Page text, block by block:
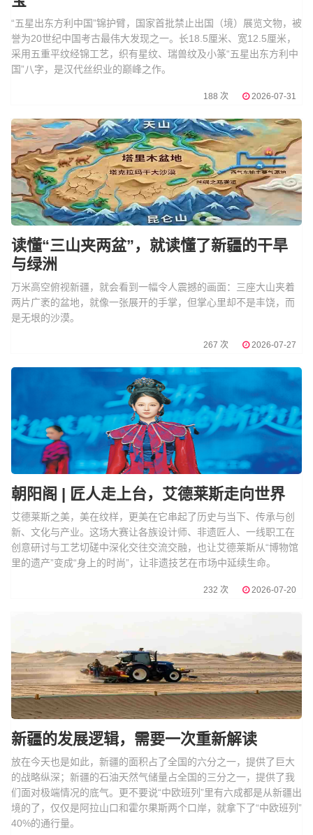
“五星出东方利中国”锦护臂，国家首批禁止出国（境）展览文物，被
誉为20世纪中国考古最伟大发现之一。长18.5厘米、宽12.5厘米，
采用五重平纹经锦工艺，织有星纹、瑞兽纹及小篆“五星出东方利中
国”八字，是汉代丝织业的巅峰之作。
188 次 2026-07-31
读懂“三山夹两盆”，就读懂了新疆的干旱
与绿洲
万米高空俯视新疆，就会看到一幅令人震撼的画面：三座大山夹着
两片广袤的盆地，就像一张展开的手掌，但掌心里却不是丰饶，而
是无垠的沙漠。
267 次 2026-07-27
朝阳阁 | 匠人走上台，艾德莱斯走向世界
艾德莱斯之美，美在纹样，更美在它串起了历史与当下、传承与创
新、文化与产业。这场大赛让各族设计师、非遗匠人、一线职工在
创意研讨与工艺切磋中深化交往交流交融，也让艾德莱斯从“博物馆
里的遗产”变成“身上的时尚”，让非遗技艺在市场中延续生命。
232 次 2026-07-20
新疆的发展逻辑，需要一次重新解读
放在今天也是如此，新疆的面积占了全国的六分之一，提供了巨大
的战略纵深；新疆的石油天然气储量占全国的三分之一，提供了我
们面对极端情况的底气。更不要说“中欧班列”里有六成都是从新疆出
境的了，仅仅是阿拉山口和霍尔果斯两个口岸，就拿下了“中欧班列”
40%的通行量。